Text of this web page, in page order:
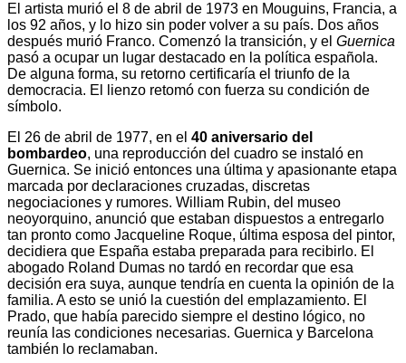
El artista murió el 8 de abril de 1973 en Mouguins, Francia, a
los 92 años, y lo hizo sin poder volver a su país. Dos años
después murió Franco. Comenzó la transición, y el Guernica
pasó a ocupar un lugar destacado en la política española.
De alguna forma, su retorno certificaría el triunfo de la
democracia. El lienzo retomó con fuerza su condición de
símbolo.
El 26 de abril de 1977, en el 40 aniversario del
bombardeo, una reproducción del cuadro se instaló en
Guernica. Se inició entonces una última y apasionante etapa
marcada por declaraciones cruzadas, discretas
negociaciones y rumores. William Rubin, del museo
neoyorquino, anunció que estaban dispuestos a entregarlo
tan pronto como Jacqueline Roque, última esposa del pintor,
decidiera que España estaba preparada para recibirlo. El
abogado Roland Dumas no tardó en recordar que esa
decisión era suya, aunque tendría en cuenta la opinión de la
familia. A esto se unió la cuestión del emplazamiento. El
Prado, que había parecido siempre el destino lógico, no
reunía las condiciones necesarias. Guernica y Barcelona
también lo reclamaban.